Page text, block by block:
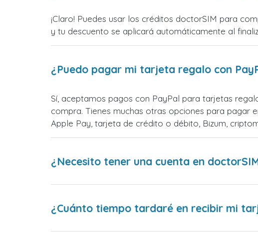
¡Claro! Puedes usar los créditos doctorSIM para
y tu descuento se aplicará automáticamente al
¿Puedo pagar mi tarjeta regalo con
Sí, aceptamos pagos con PayPal para tarjetas
compra. Tienes muchas otras opciones para pagar
Apple Pay, tarjeta de crédito o débito, Bizum,
¿Necesito tener una cuenta en
¿Cuánto tiempo tardaré en recibir mi